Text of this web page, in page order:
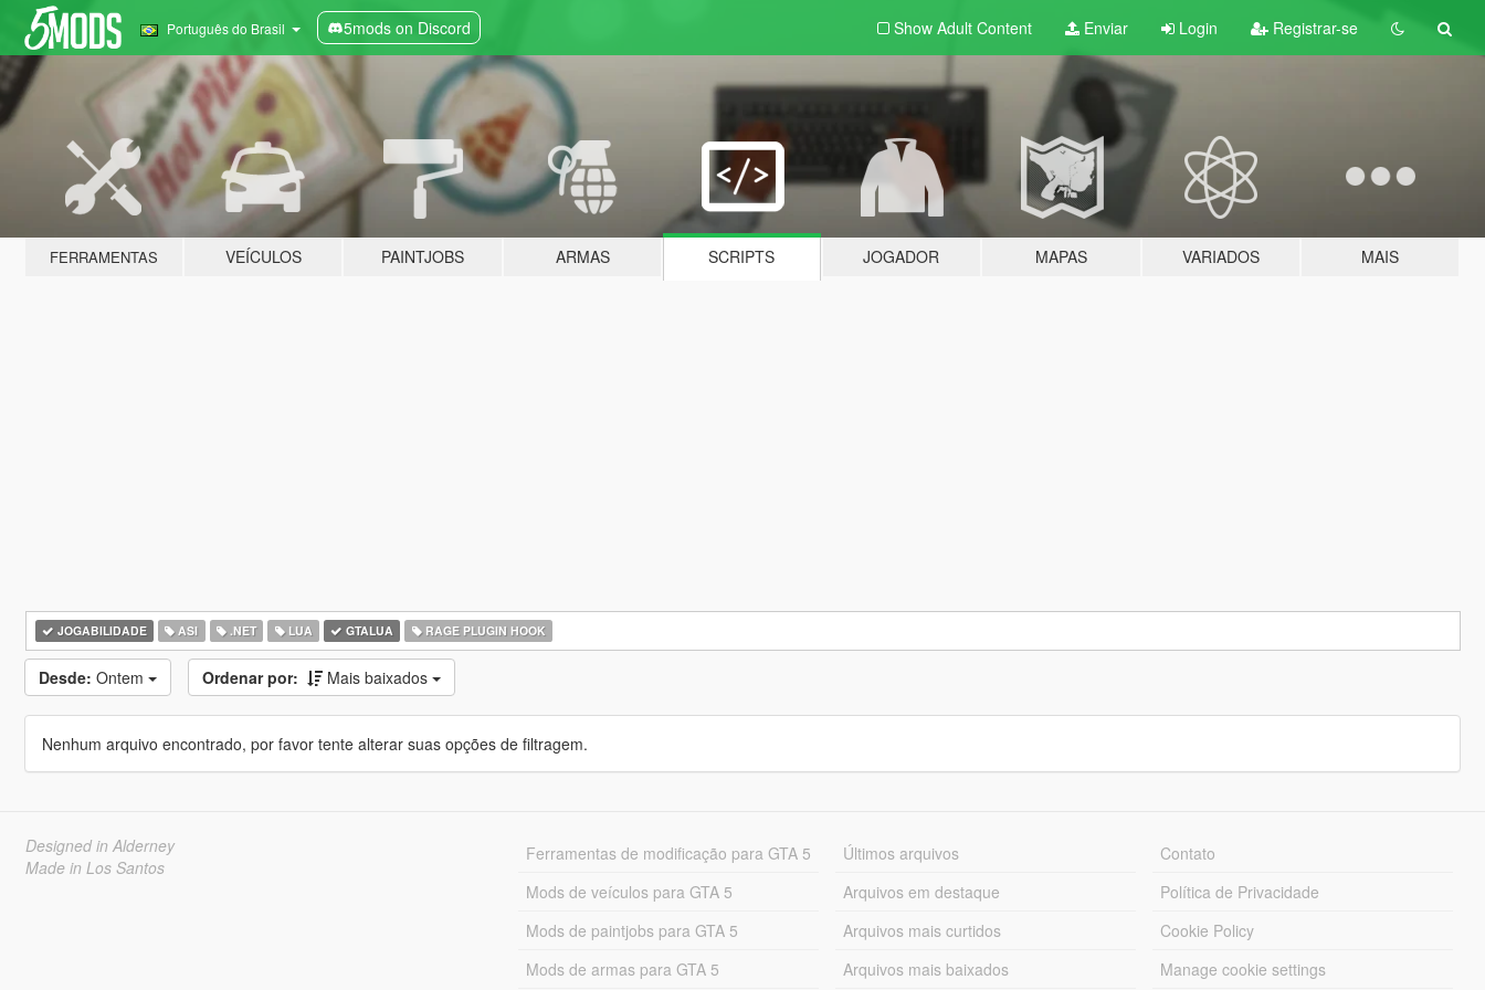
Português do Brasil 5mods on Discord Show Adult Content Enviar Login Registrar-se
FERRAMENTAS VEÍCULOS PAINTJOBS ARMAS SCRIPTS JOGADOR MAPAS VARIADOS MAIS
JOGABILIDADE ASI .NET LUA GTALUA RAGE PLUGIN HOOK
Desde: Ontem Ordenar por: Mais baixados
Nenhum arquivo encontrado, por favor tente alterar suas opções de filtragem.
Designed in Alderney
Made in Los Santos
Ferramentas de modificação para GTA 5
Mods de veículos para GTA 5
Mods de paintjobs para GTA 5
Mods de armas para GTA 5
Últimos arquivos
Arquivos em destaque
Arquivos mais curtidos
Arquivos mais baixados
Contato
Política de Privacidade
Cookie Policy
Manage cookie settings